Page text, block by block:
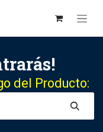
del Producto: